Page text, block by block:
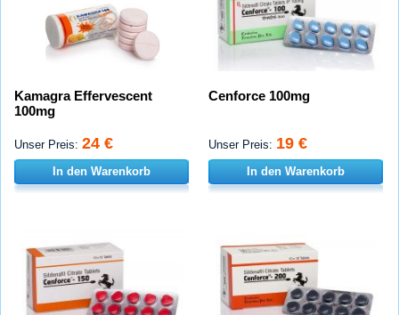
Kamagra Effervescent
100mg
Unser Preis: 24 €
In den Warenkorb
Cenforce 100mg
Unser Preis: 19 €
In den Warenkorb